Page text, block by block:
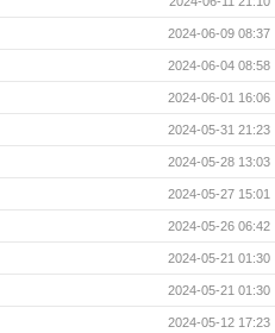
2024-06-09 08:37
2024-06-04 08:58
2024-06-01 16:06
2024-05-31 21:23
2024-05-28 13:03
2024-05-27 15:01
2024-05-26 06:42
2024-05-21 01:30
2024-05-21 01:30
2024-05-12 17:23